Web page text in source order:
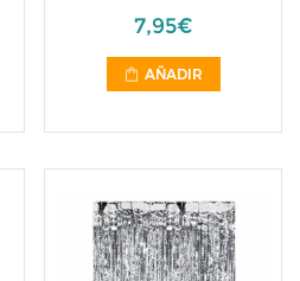
7,95€
AÑADIR